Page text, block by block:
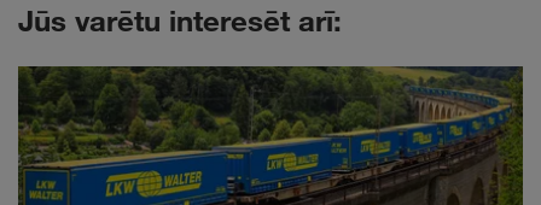
Jūs varētu interesēt arī: